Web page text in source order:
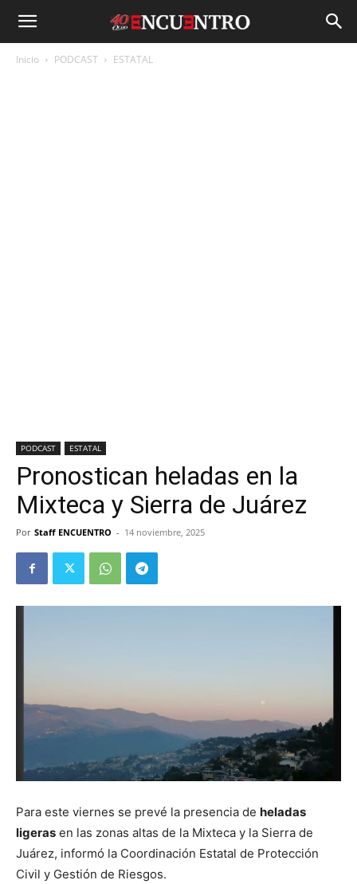
Inicio PODCAST ESTATAL
PODCAST ESTATAL
Pronostican heladas en la
Mixteca y Sierra de Juárez
Por Staff ENCUENTRO - 14 noviembre, 2025
Para este viernes se prevé la presencia de heladas
ligeras en las zonas altas de la Mixteca y la Sierra de
Juárez, informó la Coordinación Estatal de Protección
Civil y Gestión de Riesgos.